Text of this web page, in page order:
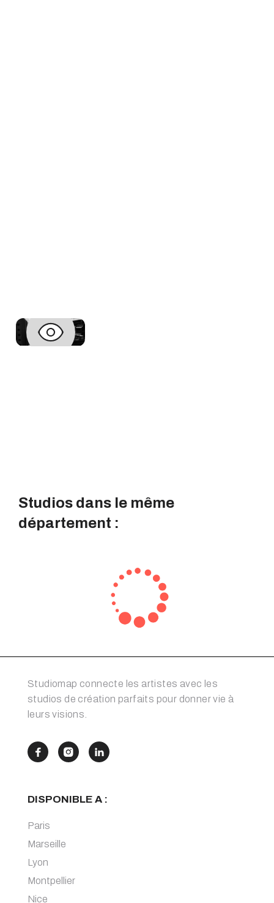
Studios dans le même
département :
Studiomap connecte les artistes avec les
studios de création parfaits pour donner vie à
leurs visions.
  
DISPONIBLE A :
Paris
Marseille
Lyon
Montpellier
Nice